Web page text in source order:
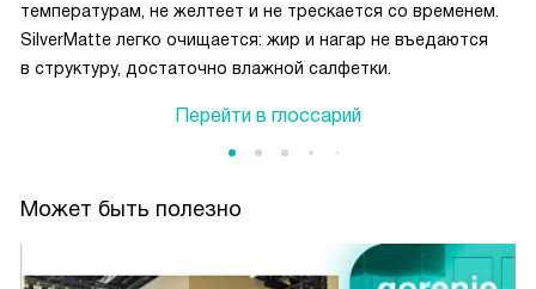
температурам, не желтеет и не трескается со временем.
SilverMatte легко очищается: жир и нагар не въедаются
в структуру, достаточно влажной салфетки.
Перейти в глоссарий
Может быть полезно